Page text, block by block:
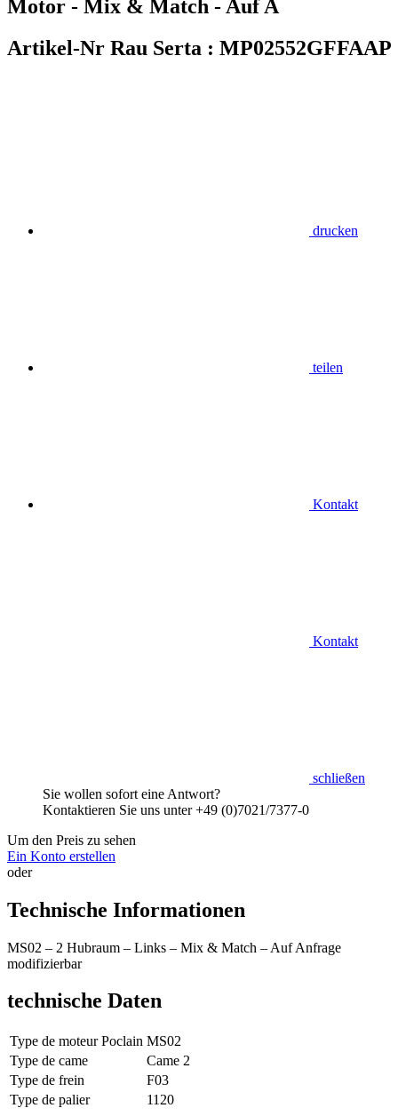
Motor - Mix & Match - Auf A
Artikel-Nr Rau Serta : MP02552GFFAAP
drucken
teilen
Kontakt
Kontakt
schließen
Sie wollen sofort eine Antwort?
Kontaktieren Sie uns unter +49 (0)7021/7377-0
Um den Preis zu sehen
Ein Konto erstellen
oder
Technische Informationen
MS02 – 2 Hubraum – Links – Mix & Match – Auf Anfrage
modifizierbar
technische Daten
Type de moteur Poclain MS02
Type de came
Came 2
Type de frein
F03
Type de palier
1120